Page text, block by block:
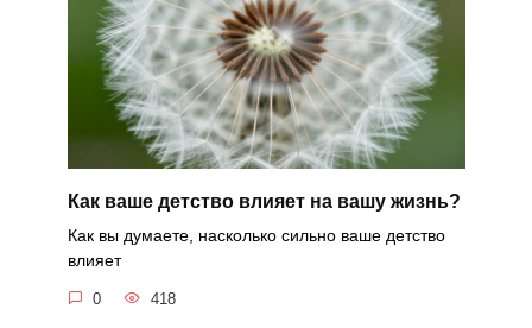
Как ваше детство влияет на вашу жизнь?
Как вы думаете, насколько сильно ваше детство
влияет
0 418